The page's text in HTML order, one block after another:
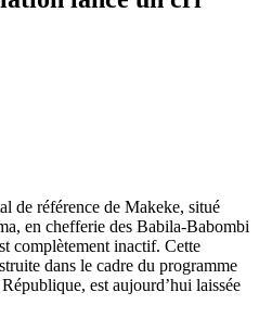
de référence de Makeke, situé
en chefferie des Babila-Babombi
complètement inactif. Cette
dans le cadre du programme
est aujourd’hui laissée